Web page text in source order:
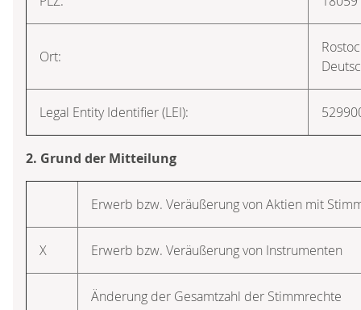
Ort:
Legal Entity Identifier (LEI):
2. Grund der Mitteilung
Erwerb bzw. Veräußerung von Aktien mit
X Erwerb bzw. Veräußerung von Instrumenten
Änderung der Gesamtzahl der Stimmrechte